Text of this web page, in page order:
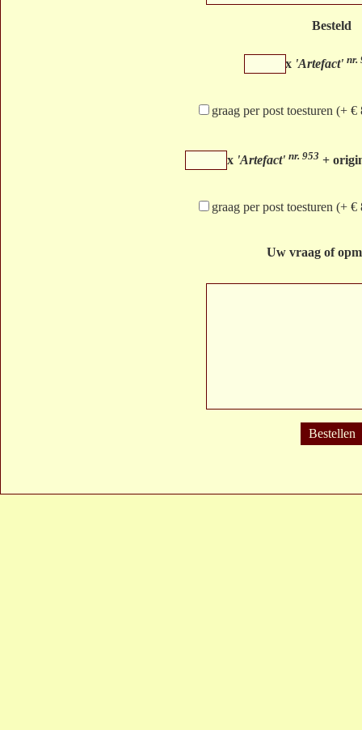
Besteld
x 'Artefact'nr.
graag per post toesturen (+
x 'Artefact' nr. 953 +
graag per post toesturen (+
Uw vraag of